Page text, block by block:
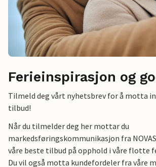
Ferieinspirasjon og
Tilmeld deg vårt nyhetsbrev for å motta
tilbud!
Når du tilmelder deg her mottar du
markedsføringskommunikasjon fra
våre beste tilbud på opphold i våre flotte
Du vil også motta kundefordeler fra våre